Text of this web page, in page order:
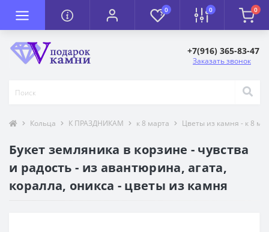
0 0 0
+7(916) 365-83-47
Заказать звонок
Кольца К ПРАЗДНИКАМ к 8 марта Цветы из камня - к 8
Букет земляника в корзине - чувства
и радость - из авантюрина, агата,
коралла, оникса - цветы из камня